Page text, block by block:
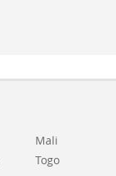
Mali
Togo